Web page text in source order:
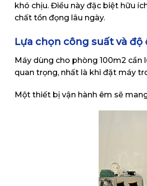
khó chịu. Điều này đặc biệt hữu
chất tồn đọng lâu ngày.
Lựa chọn công suất và
Máy dùng cho phòng 100m2 cần
quan trọng, nhất là khi đặt máy
Một thiết bị vận hành êm sẽ